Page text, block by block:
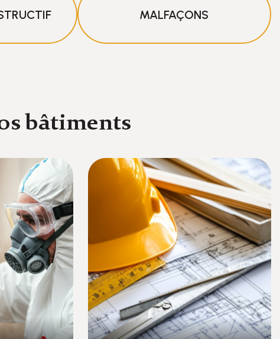
MALFAÇONS
bâtiments